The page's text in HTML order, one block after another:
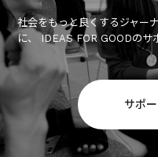
社会をもっと良くするジャー
に、 IDEAS FOR GOODのサ
サポ